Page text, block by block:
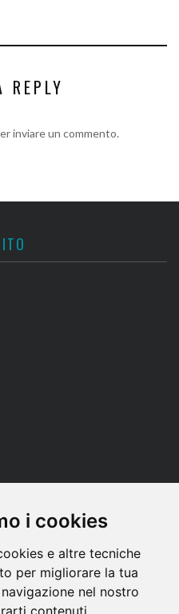
i cookies
e altre tecniche
per migliorare la tua
nel nostro
contenuti
REPLY
inviare un commento.